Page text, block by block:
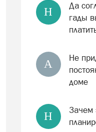
Н
Да
гады
А
Не
доме
Н
Зачем